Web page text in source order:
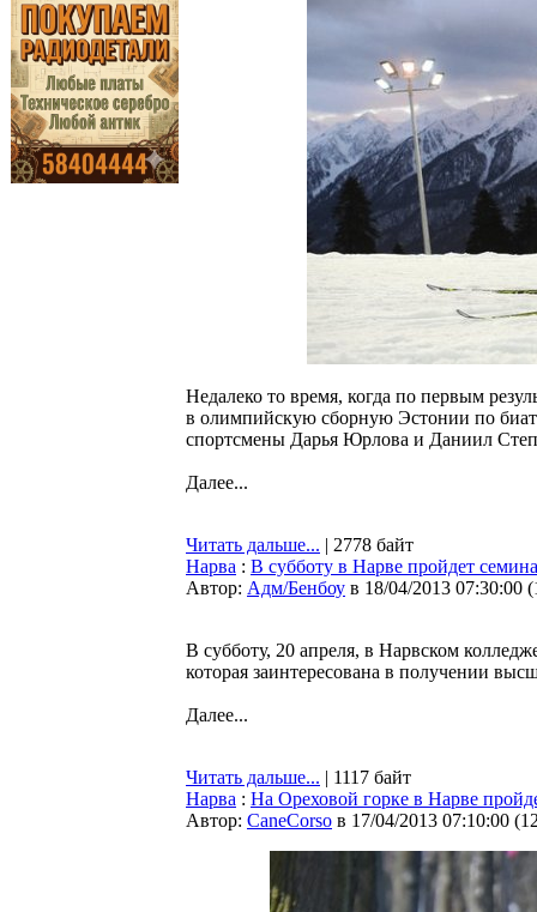
Недалеко то время, когда по первым
в олимпийскую сборную Эстонии по
спортсмены Дарья Юрлова и Даниил
Далее...
Читать дальше... | 2778 байт
Нарва : В субботу в Нарве пройдет
Автор: Адм/Бенбоу в 18/04/2013 07:30:00 (
В субботу, 20 апреля, в Нарвском
которая заинтересована в получении
Далее...
Читать дальше... | 1117 байт
Нарва : На Ореховой горке в Нарве
Автор: CaneCorso в 17/04/2013 07:10:00 (